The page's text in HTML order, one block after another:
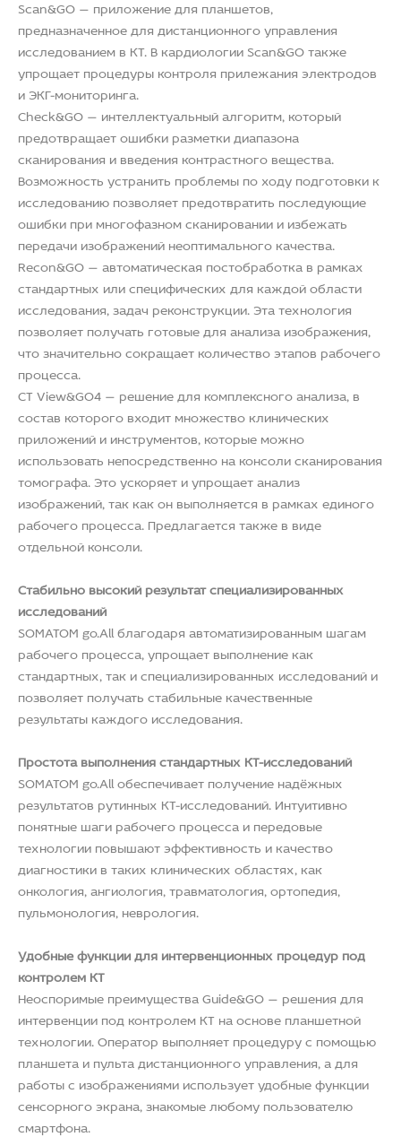
Scan&GO — приложение для планшетов,
предназначенное для дистанционного управления
исследованием в КТ. В кардиологии Scan&GO также
упрощает процедуры контроля прилежания электродов
и ЭКГ-мониторинга.
Check&GO — интеллектуальный алгоритм, который
предотвращает ошибки разметки диапазона
сканирования и введения контрастного вещества.
Возможность устранить проблемы по ходу подготовки к
исследованию позволяет предотвратить последующие
ошибки при многофазном сканировании и избежать
передачи изображений неоптимального качества.
Recon&GO — автоматическая постобработка в рамках
стандартных или специфических для каждой области
исследования, задач реконструкции. Эта технология
позволяет получать готовые для анализа изображения,
что значительно сокращает количество этапов рабочего
процесса.
CT View&GO4 — решение для комплексного анализа, в
состав которого входит множество клинических
приложений и инструментов, которые можно
использовать непосредственно на консоли сканирования
томографа. Это ускоряет и упрощает анализ
изображений, так как он выполняется в рамках единого
рабочего процесса. Предлагается также в виде
отдельной консоли.
Стабильно высокий результат специализированных
исследований
SOMATOM go.All благодаря автоматизированным шагам
рабочего процесса, упрощает выполнение как
стандартных, так и специализированных исследований и
позволяет получать стабильные качественные
результаты каждого исследования.
Простота выполнения стандартных КТ-исследований
SOMATOM go.All обеспечивает получение надёжных
результатов рутинных КТ-исследований. Интуитивно
понятные шаги рабочего процесса и передовые
технологии повышают эффективность и качество
диагностики в таких клинических областях, как
онкология, ангиология, травматология, ортопедия,
пульмонология, неврология.
Удобные функции для интервенционных процедур под
контролем КТ
Неоспоримые преимущества Guide&GO — решения для
интервенции под контролем КТ на основе планшетной
технологии. Оператор выполняет процедуру с помощью
планшета и пульта дистанционного управления, а для
работы с изображениями использует удобные функции
сенсорного экрана, знакомые любому пользователю
смартфона.